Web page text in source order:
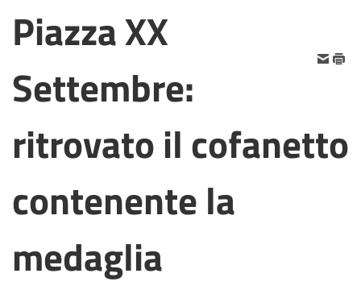
Piazza XX
Settembre:
ritrovato il cofanetto
contenente la
medaglia